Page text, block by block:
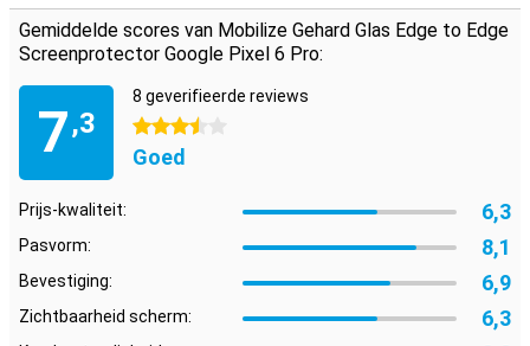
Let op!De screenprotector komt over de rand van je smartphone
heen en kan daardoor in de weg zitten met een hoesje. De
screenprotector kan dus niet met elke case gebruikt worden.
Gemiddelde scores van Mobilize Gehard Glas Edge to Edge
Screenprotector Google Pixel 6 Pro:
7,3
8 geverifieerde reviews
3.5 sterren
Goed
Prijs-kwaliteit: 6,3
Pasvorm: 8,1
Bevestiging: 6,9
Zichtbaarheid scherm: 6,3